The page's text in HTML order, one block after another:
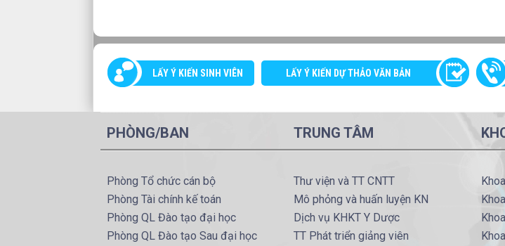
LẤY Ý KIẾN SINH VIÊN LẤY Ý KIẾN DỰ THẢO VĂN BẢN
PHÒNG/BAN
Phòng Tổ chức cán bộ
Phòng Tài chính kế toán
Phòng QL Đào tạo đại học
Phòng QL Đào tạo Sau đại học
TRUNG TÂM
Thư viện và TT CNTT
Mô phỏng và huấn luyện KN
Dịch vụ KHKT Y Dược
TT Phát triển giảng viên